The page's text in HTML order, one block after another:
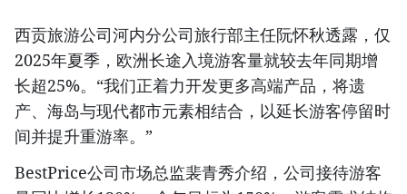
西贡旅游公司河内分公司旅行部主任阮怀秋透露，仅
2025年夏季，欧洲长途入境游客量就较去年同期增
长超25%。“我们正着力开发更多高端产品，将遗
产、海岛与现代都市元素相结合，以延长游客停留时
间并提升重游率。”
BestPrice公司市场总监裴青秀介绍，公司接待游客